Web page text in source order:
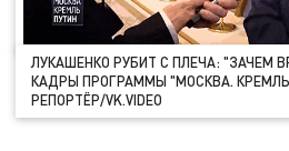
ЛУКАШЕНКО РУБИТ С ПЛЕЧА: "ЗАЧЕМ
КАДРЫ ПРОГРАММЫ "МОСКВА.
РЕПОРТЁР/VK.VIDEO